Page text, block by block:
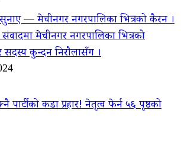
— मेचीनगर नगरपालिका भित्रको कैरन ।
मेचीनगर नगरपालिका भित्रको
कुन्दन निरौलासँग ।
कडा प्रहार! नेतृत्व फेर्न ५६ पृष्ठको